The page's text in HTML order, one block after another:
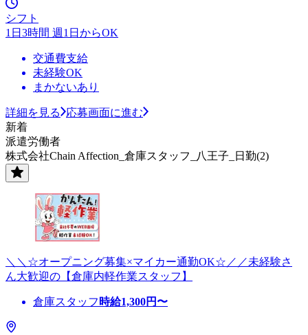
シフト
1日3時間 週1日からOK
交通費支給
未経験OK
まかないあり
詳細を見る
応募画面に進む
新着
派遣労働者
株式会社Chain Affection_倉庫スタッフ_八王子_日勤(2)
＼＼☆オープニング募集×マイカー通勤OK☆／／未経験さ
ん大歓迎の【倉庫内軽作業スタッフ】
倉庫スタッフ 時給1,300円〜